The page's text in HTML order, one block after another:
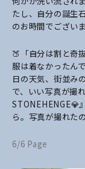
たし、自分の誕生
のお時間でござい
🍑「自分は割と奇
服は着なかったん
日の天気、街並み
で、いい写真が撮
STONEHENGE💎
ら。写真が撮れた
6/6 Page